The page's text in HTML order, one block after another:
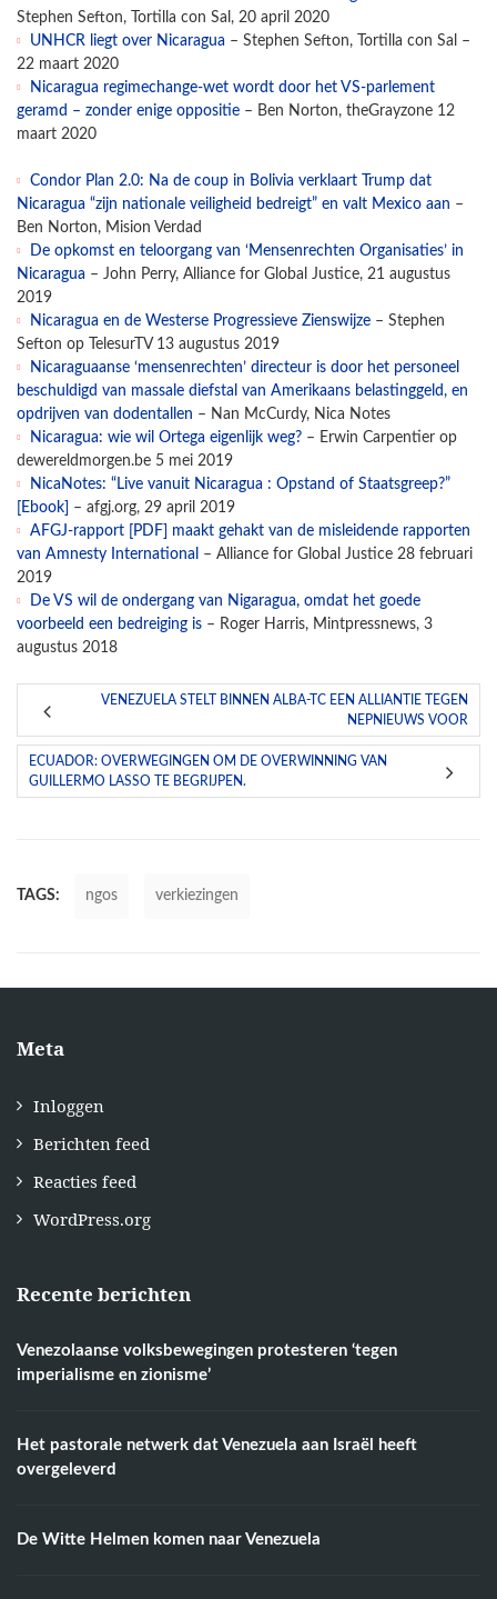
Stephen Sefton, Tortilla con Sal, 20 april 2020
UNHCR liegt over Nicaragua – Stephen Sefton, Tortilla con Sal –
22 maart 2020
Nicaragua regimechange-wet wordt door het VS-parlement
geramd – zonder enige oppositie – Ben Norton, theGrayzone 12
maart 2020
Condor Plan 2.0: Na de coup in Bolivia verklaart Trump dat
Nicaragua “zijn nationale veiligheid bedreigt” en valt Mexico aan –
Ben Norton, Mision Verdad
De opkomst en teloorgang van ‘Mensenrechten Organisaties’ in
Nicaragua – John Perry, Alliance for Global Justice, 21 augustus
2019
Nicaragua en de Westerse Progressieve Zienswijze – Stephen
Sefton op TelesurTV 13 augustus 2019
Nicaraguaanse ‘mensenrechten’ directeur is door het personeel
beschuldigd van massale diefstal van Amerikaans belastinggeld, en
opdrijven van dodentallen – Nan McCurdy, Nica Notes
Nicaragua: wie wil Ortega eigenlijk weg? – Erwin Carpentier op
dewereldmorgen.be 5 mei 2019
NicaNotes: “Live vanuit Nicaragua : Opstand of Staatsgreep?”
[Ebook]
– afgj.org, 29 april 2019
AFGJ-rapport [PDF] maakt gehakt van de misleidende rapporten
van Amnesty International – Alliance for Global Justice 28 februari
2019
De VS wil de ondergang van Nigaragua, omdat het goede
voorbeeld een bedreiging is – Roger Harris, Mintpressnews, 3
augustus 2018
VENEZUELA STELT BINNEN ALBA-TC EEN ALLIANTIE TEGEN
NEPNIEUWS VOOR
ECUADOR: OVERWEGINGEN OM DE OVERWINNING VAN
GUILLERMO LASSO TE BEGRIJPEN.
TAGS: ngos verkiezingen
Meta
Inloggen
Berichten feed
Reacties feed
WordPress.org
Recente berichten
Venezolaanse volksbewegingen protesteren ‘tegen
imperialisme en zionisme’
Het pastorale netwerk dat Venezuela aan Israël heeft
overgeleverd
De Witte Helmen komen naar Venezuela